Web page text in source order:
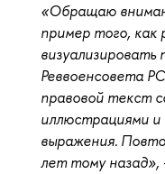
«Обращаю
пример того, как
визуализировать
Реввоенсовета
правовой текст
иллюстрациями
выражения.
лет тому назад»,